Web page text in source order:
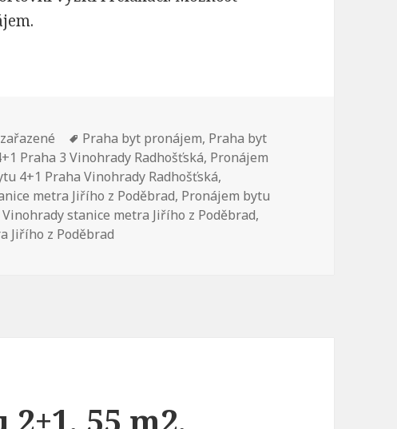
Štítky:
Praha byt pronájem, Praha byt
Praha 3 Vinohrady Radhošťská, Pronájem
4+1 Praha Vinohrady Radhošťská,
metra Jiřího z Poděbrad, Pronájem bytu
stanice metra Jiřího z Poděbrad,
Jiřího z Poděbrad
55 m2,